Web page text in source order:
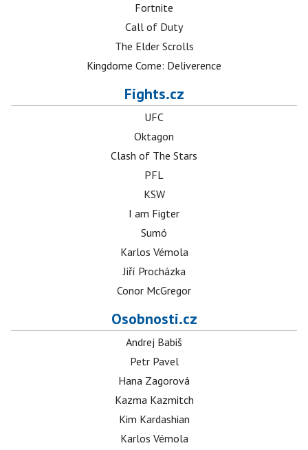
Fortnite
Call of Duty
The Elder Scrolls
Kingdome Come: Deliverence
Fights.cz
UFC
Oktagon
Clash of The Stars
PFL
KSW
I am Figter
Sumó
Karlos Vémola
Jiří Procházka
Conor McGregor
Osobnosti.cz
Andrej Babiš
Petr Pavel
Hana Zagorová
Kazma Kazmitch
Kim Kardashian
Karlos Vémola